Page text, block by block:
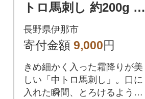
トロ馬刺し 約200g 刺
身 冷凍 小分け 伊那
信州【009-55】
長野県伊那市
寄付金額 9,000円
きめ細かく入った霜降りが美
しい「中トロ馬刺し」。口に
入れた瞬間、とろけるような